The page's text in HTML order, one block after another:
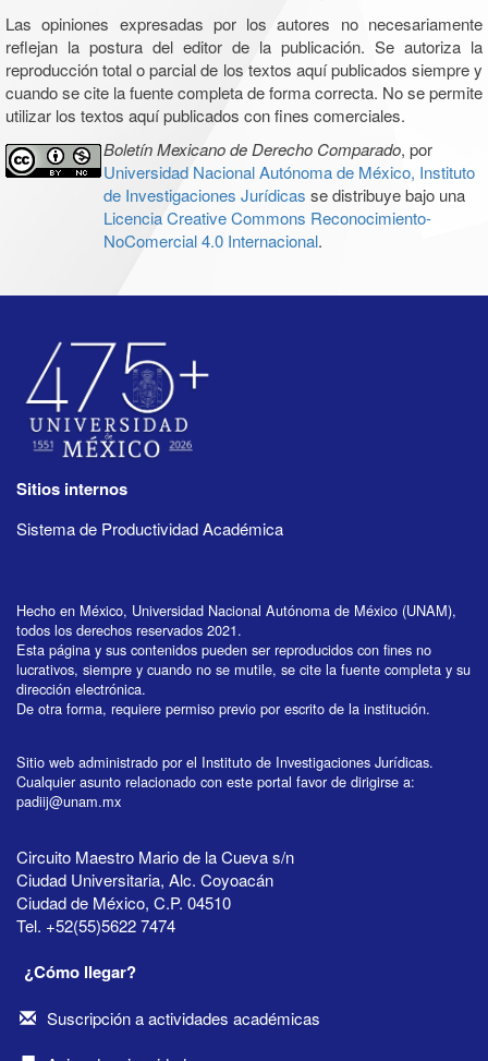
Las opiniones expresadas por los autores no necesariamente
reflejan la postura del editor de la publicación. Se autoriza la
reproducción total o parcial de los textos aquí publicados siempre y
cuando se cite la fuente completa de forma correcta. No se permite
utilizar los textos aquí publicados con fines comerciales.
Boletín Mexicano de Derecho Comparado, por
Universidad Nacional Autónoma de México, Instituto
de Investigaciones Jurídicas se distribuye bajo una
Licencia Creative Commons Reconocimiento-
NoComercial 4.0 Internacional.
Sitios internos
Sistema de Productividad Académica
Hecho en México, Universidad Nacional Autónoma de México (UNAM),
todos los derechos reservados 2021.
Esta página y sus contenidos pueden ser reproducidos con fines no
lucrativos, siempre y cuando no se mutile, se cite la fuente completa y su
dirección electrónica.
De otra forma, requiere permiso previo por escrito de la institución.
Sitio web administrado por el Instituto de Investigaciones Jurídicas.
Cualquier asunto relacionado con este portal favor de dirigirse a:
padiij@unam.mx
Circuito Maestro Mario de la Cueva s/n
Ciudad Universitaria, Alc. Coyoacán
Ciudad de México, C.P. 04510
Tel. +52(55)5622 7474
¿Cómo llegar?
Suscripción a actividades académicas